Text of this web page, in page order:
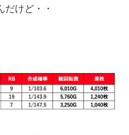
だけど・・